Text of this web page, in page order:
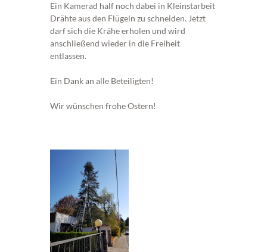
Ein Kamerad half noch dabei in Kleinstarbeit
Drähte aus den Flügeln zu schneiden. Jetzt
darf sich die Krähe erholen und wird
anschließend wieder in die Freiheit
entlassen.
Ein Dank an alle Beteiligten!
Wir wünschen frohe Ostern!